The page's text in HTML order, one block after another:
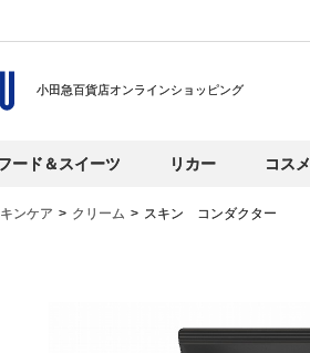
小田急百貨店オンラインショッピング
ード＆スイーツ リカー コスメ
ンケア クリーム スキン コンダクター